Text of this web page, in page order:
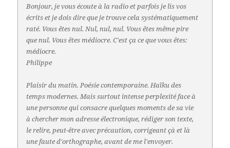
Bonjour, je vous écoute à la radio et parfois je lis vos
écrits et je dois dire que je trouve cela systématiquement
raté. Vous êtes nul. Nul, nul, nul. Vous êtes même pire
que nul. Vous êtes médiocre. C'est ça ce que vous êtes:
médiocre.
Philippe
Plaisir du matin. Poésie contemporaine. Haïku des
temps modernes. Mais surtout intense perplexité face à
une personne qui consacre quelques moments de sa vie
à chercher mon adresse électronique, rédiger son texte,
le relire, peut-être avec précaution, corrigeant çà et là
une faute d'orthographe, avant de me l'envoyer.